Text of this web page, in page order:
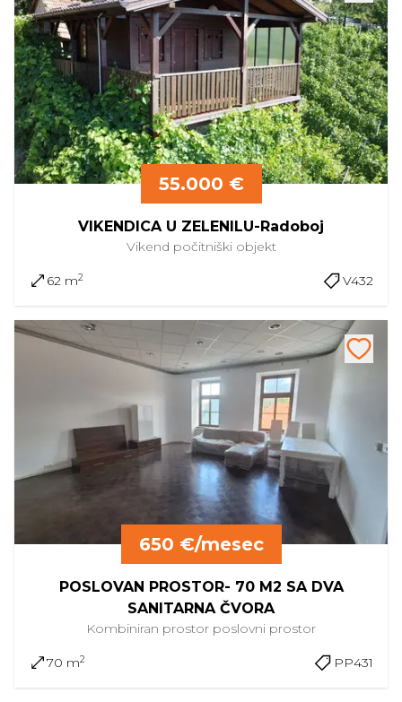
55.000 €
VIKENDICA U ZELENILU-Radoboj
Vikend počitniški objekt
62 m2 V432
650 €/mesec
POSLOVAN PROSTOR- 70 M2 SA DVA
SANITARNA ČVORA
Kombiniran prostor poslovni prostor
70 m2 PP431